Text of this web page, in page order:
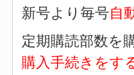
新号より毎号自
定期購読部数を
購入手続きをす